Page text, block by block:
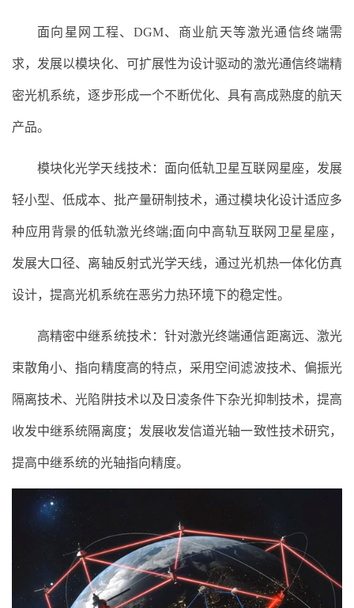
面向星网工程、DGM、商业航天等激光通信终端需
求，发展以模块化、可扩展性为设计驱动的激光通信终端精
密光机系统，逐步形成一个不断优化、具有高成熟度的航天
产品。
模块化光学天线技术：面向低轨卫星互联网星座，发展
轻小型、低成本、批产量研制技术，通过模块化设计适应多
种应用背景的低轨激光终端;面向中高轨互联网卫星星座，
发展大口径、离轴反射式光学天线，通过光机热一体化仿真
设计，提高光机系统在恶劣力热环境下的稳定性。
高精密中继系统技术：针对激光终端通信距离远、激光
束散角小、指向精度高的特点，采用空间滤波技术、偏振光
隔离技术、光陷阱技术以及日凌条件下杂光抑制技术，提高
收发中继系统隔离度；发展收发信道光轴一致性技术研究，
提高中继系统的光轴指向精度。